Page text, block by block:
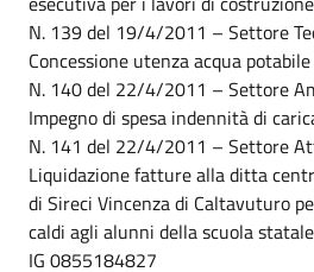
N. 139 del 19/4/2011 – Settore
Concessione utenza acqua
N. 140 del 22/4/2011 – Settore
Impegno di spesa indennità di
N. 141 del 22/4/2011 – Settore
Liquidazione fatture alla ditta
di Sireci Vincenza di Caltavuturo
caldi agli alunni della scuola
IG 0855184827